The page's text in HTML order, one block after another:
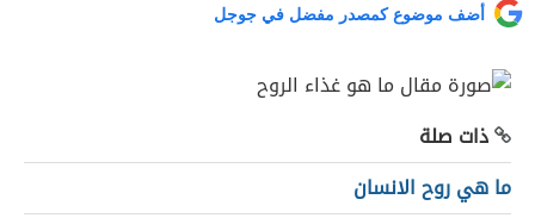
أضف موضوع كمصدر مفضل في جوجل
ذات صلة
ما هي روح الانسان